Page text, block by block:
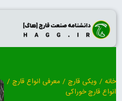
Skip
content
خانه / ویکی قارچ / معرفی انواع قارچ /
انواع قارچ خوراکی